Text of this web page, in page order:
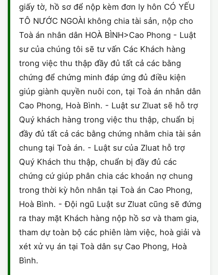
giấy tờ, hồ sơ để nộp kèm đơn ly hôn CÓ YẾU
TÔ NƯỚC NGOÀI không chia tài sản, nộp cho
Toà án nhân dân HOÀ BÌNH>Cao Phong - Luật
sư của chúng tôi sẽ tư vấn Các Khách hàng
trong việc thu thập đầy đủ tất cả các bằng
chứng để chứng minh đáp ứng đủ điều kiện
giúp giành quyền nuôi con, tại Toà án nhân dân
Cao Phong, Hoà Bình. - Luật sư Zluat sẽ hỗ trợ
Quý khách hàng trong việc thu thập, chuẩn bị
đầy đủ tất cả các bằng chứng nhằm chia tài sản
chung tại Toà án. - Luật sư của Zluat hỗ trợ
Quý Khách thu thập, chuẩn bị đầy đủ các
chứng cứ giúp phân chia các khoản nợ chung
trong thời kỳ hôn nhân tại Toà án Cao Phong,
Hoà Bình. - Đội ngũ Luật sư Zluat cũng sẽ đứng
ra thay mặt Khách hàng nộp hồ sơ và tham gia,
tham dự toàn bộ các phiên làm việc, hoà giải và
xét xử vụ án tại Toà dân sự Cao Phong, Hoà
Bình.